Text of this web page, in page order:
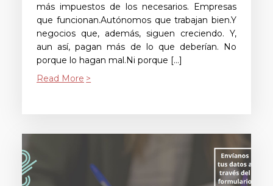
más impuestos de los necesarios. Empresas
que funcionan.Autónomos que trabajan bien.Y
negocios que, además, siguen creciendo. Y,
aun así, pagan más de lo que deberían. No
porque lo hagan mal.Ni porque […]
Read More